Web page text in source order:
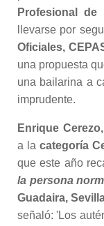
Profesional
llevarse por
Oficiales,
una propuesta
una bailarina a
imprudente.
Enrique
a la categoría
que este año
la persona
Guadaira,
señaló: 'Los